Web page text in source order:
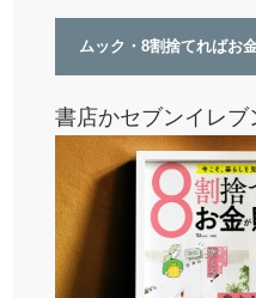
ムック・8割捨てればお
書店かセブンイレブ